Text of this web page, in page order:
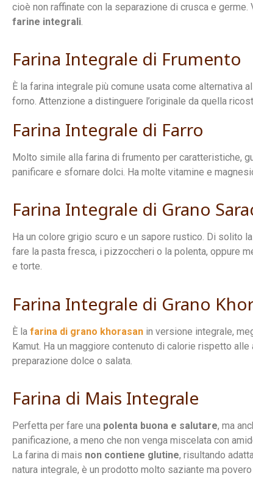
cioè non raffinate con la separazione di crusca e
farine integrali
Farina Integrale di Frumento
È la farina integrale più comune usata come alternativa
forno. Attenzione a distinguere l’originale da quella
Farina Integrale di Farro
Molto simile alla farina di frumento per caratteristiche,
panificare e sfornare dolci. Ha molte vitamine e
Farina Integrale di Grano
​Ha un colore grigio scuro e un sapore rustico. Di solito la
fare la pasta fresca, i pizzoccheri o la polenta, oppure
e torte.
Farina Integrale di Grano
È la farina di grano khorasan in versione integrale,
Kamut. Ha un maggiore contenuto di calorie rispetto
preparazione dolce o salata.
Farina di Mais Integrale
Perfetta per fare una polenta buona e salutare, ma
panificazione, a meno che non venga miscelata con
La farina di mais non contiene glutine, risultando
natura integrale, è un prodotto molto saziante ma